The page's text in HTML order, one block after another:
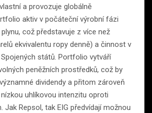
a provozuje globálně
aktiv v počáteční výrobní fázi
což představuje z více než
ekvivalentu ropy denně) a činnost v
států. Portfolio vytváří
peněžních prostředků, což by
dividendy a přitom zároveň
uhlíkovou intenzitu oproti
Jak Repsol, tak EIG předvídají možnou